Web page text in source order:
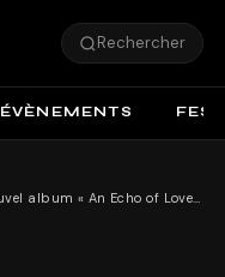
Rechercher
ÉVÈNEMENTS
Kerala Dust dévoile son nouvel album « An Echo of Love » !